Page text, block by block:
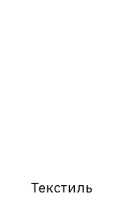
Текстиль